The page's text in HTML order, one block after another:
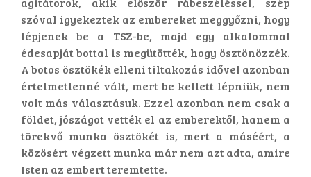
szóval igyekeztek az embereket meggyőzni, hogy
lépjenek be a TSZ-be, majd egy alkalommal
édesapját bottal is megütötték, hogy ösztönözzék.
A botos ösztökék elleni tiltakozás idővel azonban
értelmetlenné vált, mert be kellett lépniük, nem
volt más választásuk. Ezzel azonban nem csak a
földet, jószágot vették el az emberektől, hanem a
törekvő munka ösztökét is, mert a máséért, a
közösért végzett munka már nem azt adta, amire
Isten az embert teremtette.